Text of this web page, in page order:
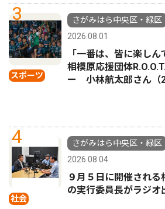
3
スポーツ
さがみはら中央区・緑区
2026.08.01
「一番は、皆に楽し
相模原応援団体
ー 小林航太郎さん（
4
社会
さがみはら中央区・緑区
2026.08.04
９月５日に開催され
の実行委員長がラジ